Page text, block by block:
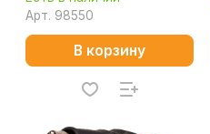
Арт. 98550
В корзину